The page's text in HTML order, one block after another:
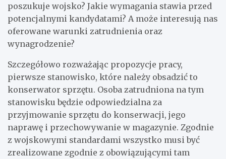
poszukuje wojsko? Jakie wymagania stawia przed
potencjalnymi kandydatami? A może interesują nas
oferowane warunki zatrudnienia oraz
wynagrodzenie?
Szczegółowo rozważając propozycje pracy,
pierwsze stanowisko, które należy obsadzić to
konserwator sprzętu. Osoba zatrudniona na tym
stanowisku będzie odpowiedzialna za
przyjmowanie sprzętu do konserwacji, jego
naprawę i przechowywanie w magazynie. Zgodnie
z wojskowymi standardami wszystko musi być
zrealizowane zgodnie z obowiązującymi tam